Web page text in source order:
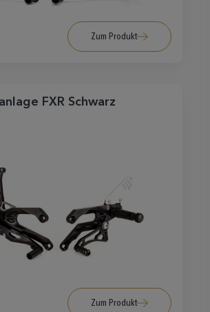
Zum Produkt
FXR Schwarz
Zum Produkt